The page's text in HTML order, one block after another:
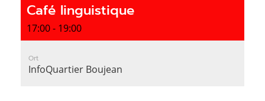
Café linguistique
17:00 - 19:00
Ort
InfoQuartier Boujean